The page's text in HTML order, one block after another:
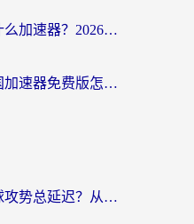
在法国玩国内游戏用什么加速器？2026实测解决延迟卡顿的实用指南
海外党别愁！一键回国加速器免费版怎么选？从踩坑到流畅访问的全攻略
海外玩反恐精英：全球攻势总延迟？从瑞典玩神武4到外国玩黎明觉醒，选对加速器才是关键！